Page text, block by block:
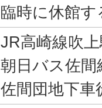
臨時に休館
JR高崎線吹
朝日バス佐間
佐間団地下車